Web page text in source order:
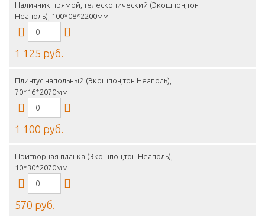
Наличник прямой, телескопический (Экошпон,тон
Неаполь), 100*08*2200мм
1 125 руб.
Плинтус напольный (Экошпон,тон Неаполь),
70*16*2070мм
1 100 руб.
Притворная планка (Экошпон,тон Неаполь),
10*30*2070мм
570 руб.